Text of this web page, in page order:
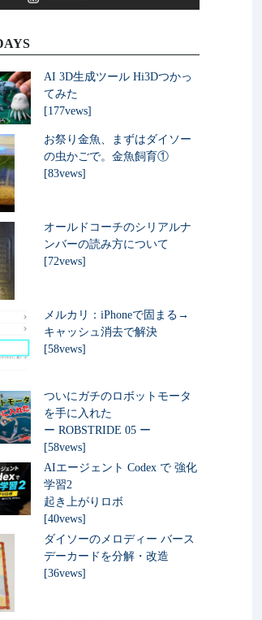
AI 3D生成ツール Hi3Dつかっ
てみた
[177vews]
お祭り金魚、まずはダイソー
の虫かごで。金魚飼育①
[83vews]
オールドコーチのシリアルナ
ンバーの読み方について
[72vews]
メルカリ：iPhoneで固まる→
キャッシュ消去で解決
[58vews]
ついにガチのロボットモータ
を手に入れた
ー ROBSTRIDE 05 ー
[58vews]
AIエージェント Codex で 強化
学習2
起き上がりロボ
[40vews]
ダイソーのメロディー バース
デーカードを分解・改造
[36vews]